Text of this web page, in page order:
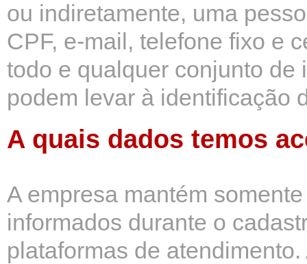
ou indiretamente, uma
CPF, e-mail, telefone fixo e
todo e qualquer conjunto
podem levar à identificação
A quais dados temos
A empresa mantém
informados durante o
plataformas de